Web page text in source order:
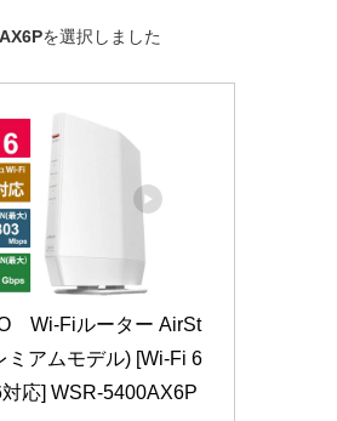
を選択しました
　Wi-Fiルーター AirSt
ミアムモデル) [Wi-Fi 6
応] WSR-5400AX6P